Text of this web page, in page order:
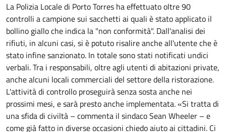
La Polizia Locale di Porto Torres ha effettuato oltre 90
controlli a campione sui sacchetti ai quali è stato applicato il
bollino giallo che indica la "non conformità". Dall'analisi dei
rifiuti, in alcuni casi, si è potuto risalire anche all'utente che è
stato infine sanzionato. In totale sono stati notificati undici
verbali. Tra i responsabili, oltre agli utenti di abitazioni private,
anche alcuni locali commerciali del settore della ristorazione.
L'attività di controllo proseguirà senza sosta anche nei
prossimi mesi, e sarà presto anche implementata. «Si tratta di
una sfida di civiltà – commenta il sindaco Sean Wheeler – e
come già fatto in diverse occasioni chiedo aiuto ai cittadini. Ci